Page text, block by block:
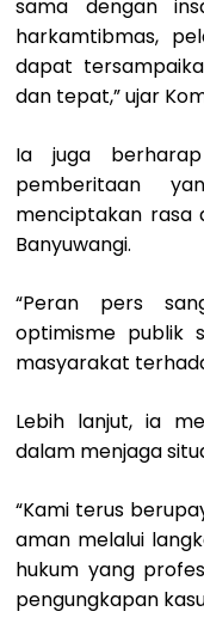
sama dengan
harkamtibmas,
dapat
dan tepat,” ujar
Ia juga
pemberitaan
menciptakan rasa
Banyuwangi.
“Peran pers
optimisme publik
masyarakat
Lebih lanjut, ia
dalam menjaga
“Kami terus
aman melalui
hukum yang
pengungkapan